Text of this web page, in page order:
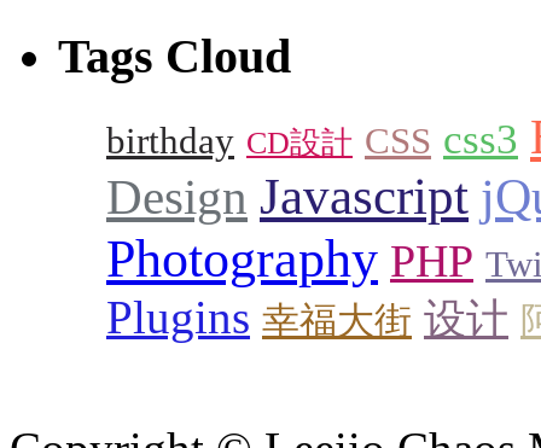
Tags Cloud
birthday CD設計 CSS css3
Design Javascript
Photography PHP
Plugins 幸福大街 设计